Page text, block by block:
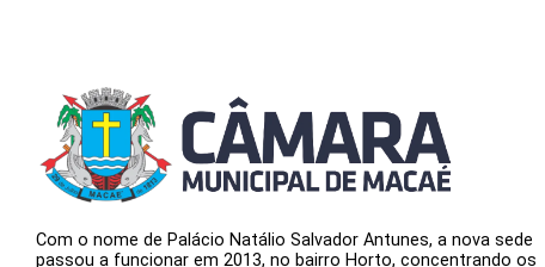
Com o nome de Palácio Natálio Salvador Antunes, a nova sede
passou a funcionar em 2013, no bairro Horto, concentrando os